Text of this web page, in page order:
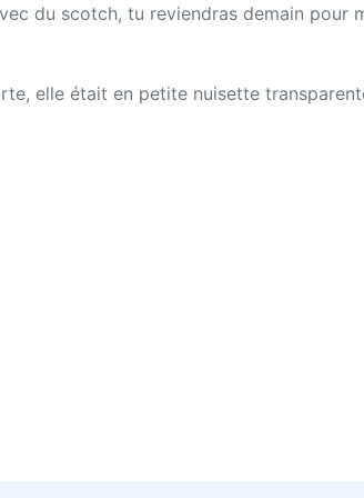
du scotch, tu reviendras demain pour
elle était en petite nuisette